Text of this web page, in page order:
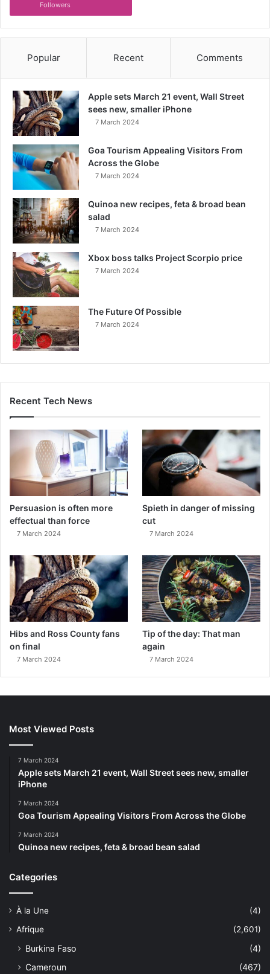
Followers
Popular Recent Comments
Apple sets March 21 event, Wall Street
sees new, smaller iPhone
7 March 2024
Goa Tourism Appealing Visitors From
Across the Globe
7 March 2024
Quinoa new recipes, feta & broad bean
salad
7 March 2024
Xbox boss talks Project Scorpio price
7 March 2024
The Future Of Possible
7 March 2024
Recent Tech News
Persuasion is often more
effectual than force
7 March 2024
Spieth in danger of missing
cut
7 March 2024
Hibs and Ross County fans
on final
7 March 2024
Tip of the day: That man
again
7 March 2024
Most Viewed Posts
7 March 2024
Apple sets March 21 event, Wall Street sees new, smaller
iPhone
7 March 2024
Goa Tourism Appealing Visitors From Across the Globe
7 March 2024
Quinoa new recipes, feta & broad bean salad
Categories
À la Une
(4)
Afrique
(2,601)
Burkina Faso
(4)
Cameroun
(467)